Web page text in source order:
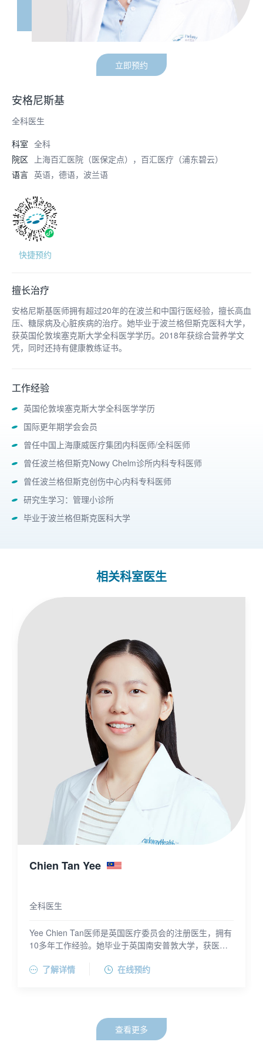
立即预约
安格尼斯基
全科医生
科室 全科
院区
上海百汇医院（医保定点），百汇医疗（浦东碧云）
语言 英语，德语，波兰语
快捷预约
擅长治疗
安格尼斯基医师拥有超过20年的在波兰和中国行医经验，擅长高血
压、糖尿病及心脏疾病的治疗。她毕业于波兰格但斯克医科大学，
获英国伦敦埃塞克斯大学全科医学学历。2018年获综合营养学文
凭，同时还持有健康教练证书。
工作经验
英国伦敦埃塞克斯大学全科医学学历
国际更年期学会会员
曾任中国上海康威医疗集团内科医师/全科医师
曾任波兰格但斯克Nowy Chelm诊所内科专科医师
曾任波兰格但斯克创伤中心内科专科医师
研究生学习：管理小诊所
毕业于波兰格但斯克医科大学
相关科室医生
Chien Tan Yee
全科医生
Yee Chien Tan医师是英国医疗委员会的注册医生，拥有
10多年工作经验。她毕业于英国南安普敦大学，获医学
女皇医院任住院医师，在英国爱丁堡西部综合医院、格
了解详情 在线预约
查看更多